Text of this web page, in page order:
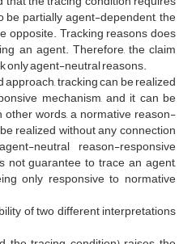
partially agent-dependent, the
opposite. Tracking reasons does
an agent. Therefore, the claim
only agent-neutral reasons.
tracking can be realized
mechanism, and it can be
words, a normative reason-
realized without any connection
neutral reason-responsive
not guarantee to trace an agent,
only responsive to normative
of two different interpretations